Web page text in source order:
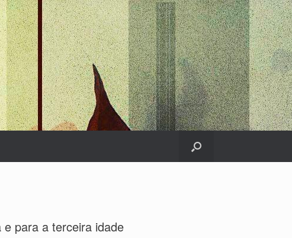
para a terceira idade